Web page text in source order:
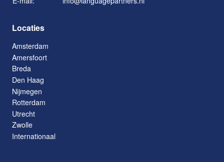
Locaties
Amsterdam
Amersfoort
Breda
Den Haag
Nijmegen
Rotterdam
Utrecht
Zwolle
Internationaal